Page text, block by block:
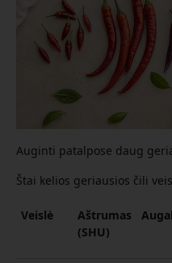
Auginti patalpose daug
Štai kelios geriausios čili
Veislė
Aštrumas
(SHU)